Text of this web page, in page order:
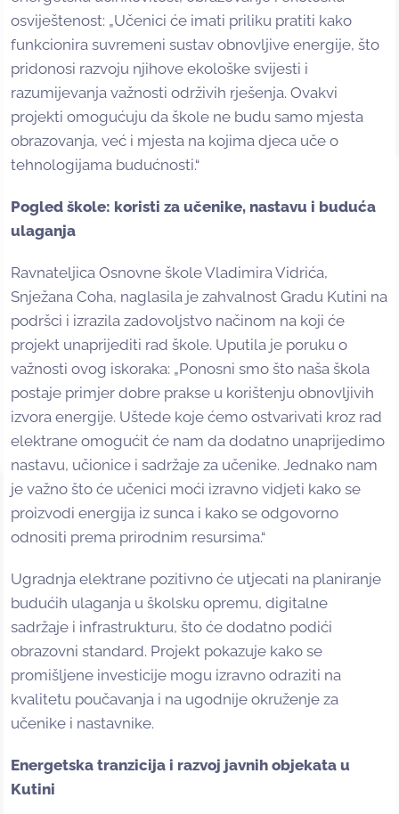
osviještenost: „Učenici će imati priliku pratiti kako
funkcionira suvremeni sustav obnovljive energije, što
pridonosi razvoju njihove ekološke svijesti i
razumijevanja važnosti održivih rješenja. Ovakvi
projekti omogućuju da škole ne budu samo mjesta
obrazovanja, već i mjesta na kojima djeca uče o
tehnologijama budućnosti.“
Pogled škole: koristi za učenike, nastavu i buduća
ulaganja
Ravnateljica Osnovne škole Vladimira Vidrića,
Snježana Coha, naglasila je zahvalnost Gradu Kutini na
podršci i izrazila zadovoljstvo načinom na koji će
projekt unaprijediti rad škole. Uputila je poruku o
važnosti ovog iskoraka: „Ponosni smo što naša škola
postaje primjer dobre prakse u korištenju obnovljivih
izvora energije. Uštede koje ćemo ostvarivati kroz rad
elektrane omogućit će nam da dodatno unaprijedimo
nastavu, učionice i sadržaje za učenike. Jednako nam
je važno što će učenici moći izravno vidjeti kako se
proizvodi energija iz sunca i kako se odgovorno
odnositi prema prirodnim resursima.“
Ugradnja elektrane pozitivno će utjecati na planiranje
budućih ulaganja u školsku opremu, digitalne
sadržaje i infrastrukturu, što će dodatno podići
obrazovni standard. Projekt pokazuje kako se
promišljene investicije mogu izravno odraziti na
kvalitetu poučavanja i na ugodnije okruženje za
učenike i nastavnike.
Energetska tranzicija i razvoj javnih objekata u
Kutini